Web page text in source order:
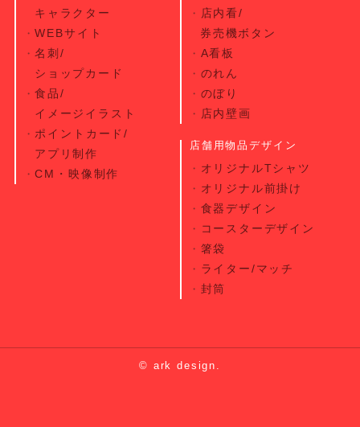
キャラクター
WEBサイト
名刺/
ショップカード
食品/
イメージイラスト
ポイントカード/
アプリ制作
CM・映像制作
店内看/
券売機ボタン
A看板
のれん
のぼり
店内壁画
店舗用物品デザイン
オリジナルTシャツ
オリジナル前掛け
食器デザイン
コースターデザイン
箸袋
ライター/マッチ
封筒
© ark design.